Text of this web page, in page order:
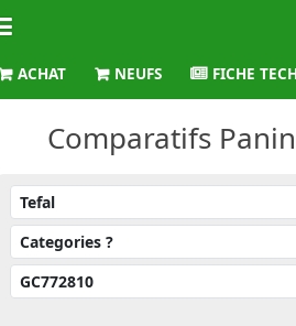
ACHAT NEUFS FICHE
Comparatifs